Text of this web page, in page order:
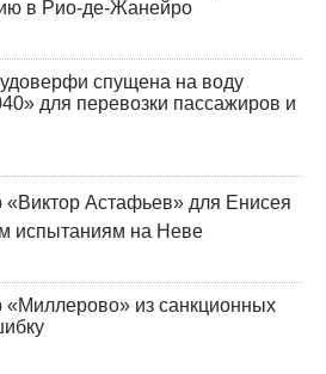
в Рио-де-Жанейро
спущена на воду
для перевозки пассажиров и
Астафьев» для Енисея
испытаниям на Неве
«Миллерово» из санкционных